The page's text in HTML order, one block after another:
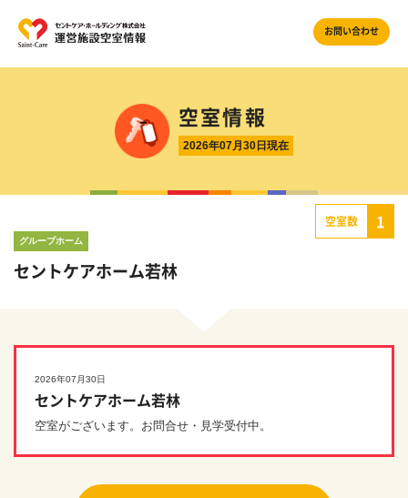
お問い合わせ
空室情報
2026年07月30日現在
グループホーム
セントケアホーム若林
空室数 1
2026年07月30日
セントケアホーム若林
空室がございます。お問合せ・見学受付中。